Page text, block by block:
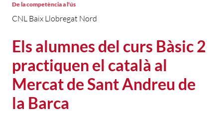
Els alumnes del curs Bàsic 2
practiquen el català al
Mercat de Sant Andreu de
la Barca
CNL Baix Llobregat Nord
De la competència a l'ús